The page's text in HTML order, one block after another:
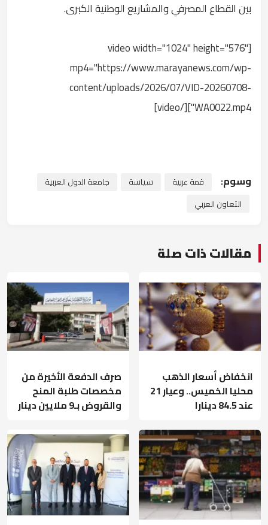
بين القطاع المصرفي والمشاريع الوطنية الكبرى.
[video width="1024" height="576"
mp4="https://www.marayanews.com/wp-
content/uploads/2026/07/VID-20260708-
WA0022.mp4"][/video]
وسوم: قمة عربية سياسة
جامعة الدول العربية
التعاون العربي
مقالات ذات صلة
انخفاض أسعار الذهب
محليا الخميس.. وعيار 21
عند 84.5 دينارا
صرف الدفعة الأخيرة من
مخصصات طلبة المنح
والقروض بـ9 ملايين دينار